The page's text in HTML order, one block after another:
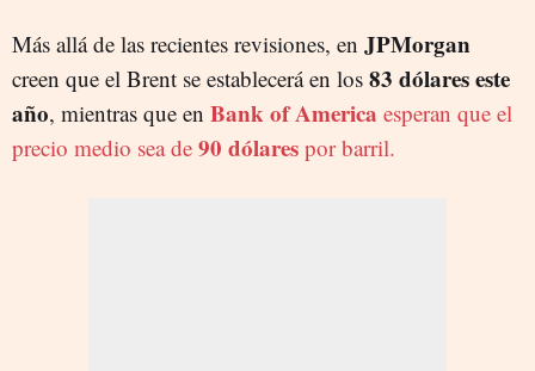
Más allá de las recientes revisiones, en JPMorgan
creen que el Brent se establecerá en los 83 dólares este
año, mientras que en Bank of America esperan que el
precio medio sea de 90 dólares por barril.